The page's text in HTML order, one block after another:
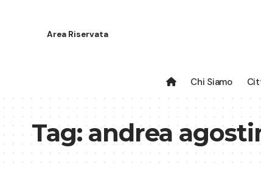
Area Riservata
Chi Siamo
Tag:andrea